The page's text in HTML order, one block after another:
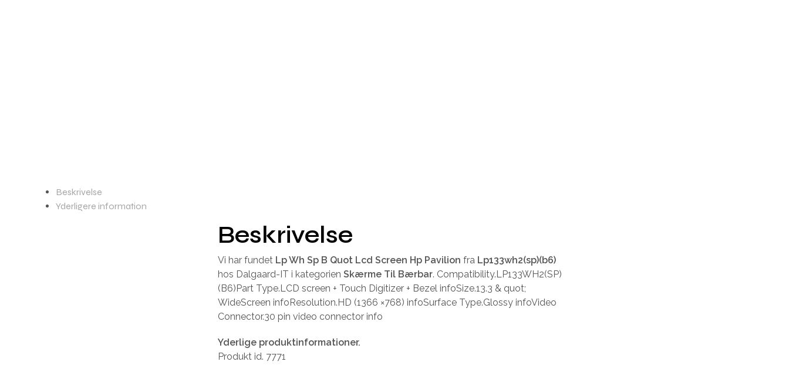
Beskrivelse
Yderligere information
Beskrivelse
Vi har fundet Lp Wh Sp B Quot Lcd Screen Hp Pavilion fra Lp133wh2(sp)(b6)
hos Dalgaard-IT i kategorien Skærme Til Bærbar. Compatibility.LP133WH2(SP)
(B6)Part Type.LCD screen + Touch Digitizer + Bezel infoSize.13.3 & quot;
WideScreen infoResolution.HD (1366 ×768) infoSurface Type.Glossy infoVideo
Connector.30 pin video connector info
Yderlige produktinformationer.
Produkt id. 7771